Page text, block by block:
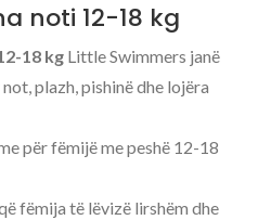
noti 12-18 kg
18 kgLittle Swimmers janë
plazh, pishinë dhe lojëra
për fëmijë me peshë 12-18
fëmija të lëvizë lirshëm dhe